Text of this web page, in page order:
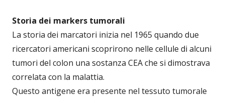
Storia dei markers tumorali
La storia dei marcatori inizia nel 1965 quando due
ricercatori americani scoprirono nelle cellule di alcuni
tumori del colon una sostanza CEA che si dimostrava
correlata con la malattia.
Questo antigene era presente nel tessuto tumorale